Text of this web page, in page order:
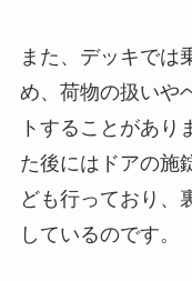
また、デッキでは
め、荷物の扱いや
トすることがあり
た後にはドアの施
ども行っており、
しているのです。